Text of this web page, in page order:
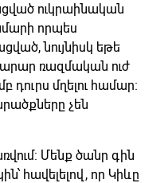
ուկրաինական
որպես
նույնիսկ եթե
ռազմական ուժ
դուրս մղելու համար։
չեն
Մենք ծանր գին
հավելելով, որ Կիևը